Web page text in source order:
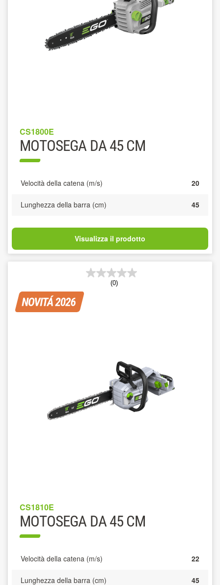
CS1800E
MOTOSEGA DA 45 CM
Velocità della catena (m/s) 20
Lunghezza della barra (cm) 45
Visualizza il prodotto
(0)
CS1810E
MOTOSEGA DA 45 CM
Velocità della catena (m/s) 22
Lunghezza della barra (cm) 45